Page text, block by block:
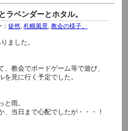
ラベンダーとホタル。
徒然, 札幌風景, 教会の様子。
ました。
教会でボードゲーム等で遊び、
見に行く予定でした。
雨。
、当日まで心配でしたが・・・！